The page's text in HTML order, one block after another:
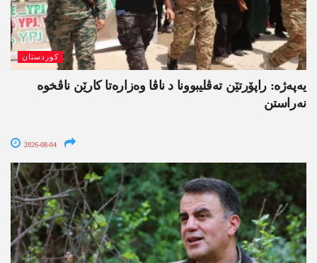
کوردستان
یەپەژە: راپۆرتێن تەڤلیبوونا د ناڤا وەزارەتا کارێن ناڤخوە
نەراستن
2026-08-04